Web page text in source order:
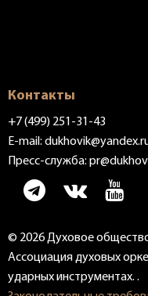
Контакты
+7 (499) 251-31-43
E-mail:
Пресс-служба:
© 2026 Духовое
Ассоциация духовых
ударных инструментах. .